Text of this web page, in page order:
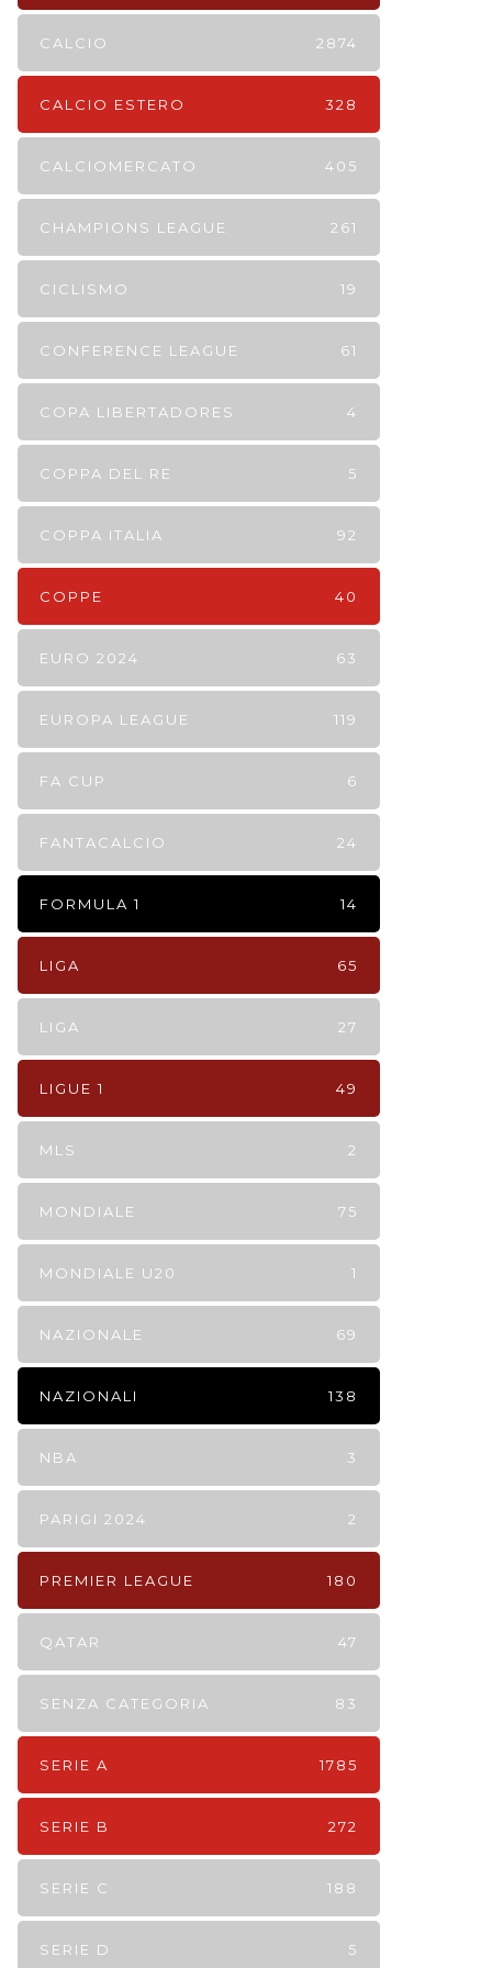
CALCIO 2874
CALCIO ESTERO 328
CALCIOMERCATO 405
CHAMPIONS LEAGUE 261
CICLISMO 19
CONFERENCE LEAGUE 61
COPA LIBERTADORES 4
COPPA DEL RE 5
COPPA ITALIA 92
COPPE 40
EURO 2024 63
EUROPA LEAGUE 119
FA CUP 6
FANTACALCIO 24
FORMULA 1 14
LIGA 65
LIGA 27
LIGUE 1 49
MLS 2
MONDIALE 75
MONDIALE U20 1
NAZIONALE 69
NAZIONALI 138
NBA 3
PARIGI 2024 2
PREMIER LEAGUE 180
QATAR 47
SENZA CATEGORIA 83
SERIE A 1785
SERIE B 272
SERIE C 188
SERIE D 5